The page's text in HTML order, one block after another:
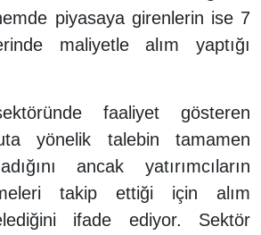
piyasaya girenlerin ise 7
maliyetle alım yaptığı
faaliyet gösteren
yönelik talebin tamamen
ancak yatırımcıların
takip ettiği için alım
ifade ediyor. Sektör